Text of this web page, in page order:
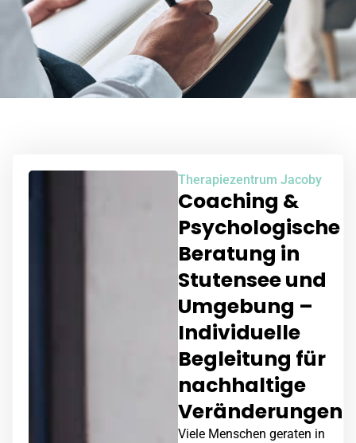
Therapiezentrum Jacoby
Coaching &
Psychologische
Beratung in
Stutensee und
Umgebung –
Individuelle
Begleitung für
nachhaltige
Veränderungen
Viele Menschen geraten in